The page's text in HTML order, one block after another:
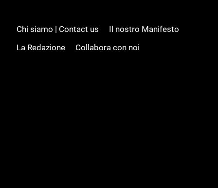
Chi siamo | Contact us
Il nostro Manifesto
La Redazione
Collabora con noi